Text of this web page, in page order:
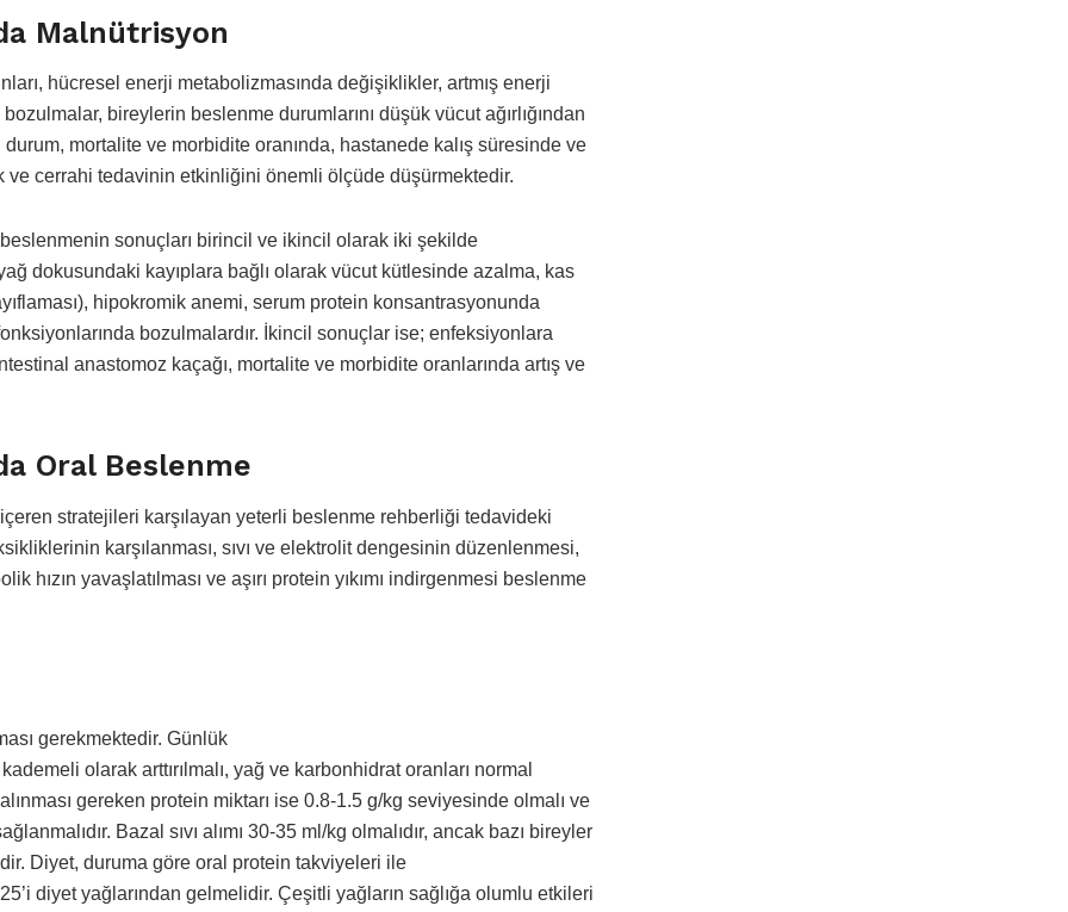
Malnütrisyon
hücresel enerji metabolizmasında değişiklikler, artmış enerji
bireylerin beslenme durumlarını düşük vücut ağırlığından
mortalite ve morbidite oranında, hastanede kalış süresinde ve
cerrahi tedavinin etkinliğini önemli ölçüde düşürmektedir.
sonuçları birincil ve ikincil olarak iki şekilde
dokusundaki kayıplara bağlı olarak vücut kütlesinde azalma, kas
hipokromik anemi, serum protein konsantrasyonunda
bozulmalardır. İkincil sonuçlar ise; enfeksiyonlara
anastomoz kaçağı, mortalite ve morbidite oranlarında artış ve
Oral Beslenme
stratejileri karşılayan yeterli beslenme rehberliği tedavideki
karşılanması, sıvı ve elektrolit dengesinin düzenlenmesi,
hızın yavaşlatılması ve aşırı protein yıkımı indirgenmesi beslenme
gerekmektedir. Günlük
olarak arttırılmalı, yağ ve karbonhidrat oranları normal
gereken protein miktarı ise 0.8-1.5 g/kg seviyesinde olmalı ve
Bazal sıvı alımı 30-35 ml/kg olmalıdır, ancak bazı bireyler
Diyet, duruma göre oral protein takviyeleri ile
diyet yağlarından gelmelidir. Çeşitli yağların sağlığa olumlu etkileri